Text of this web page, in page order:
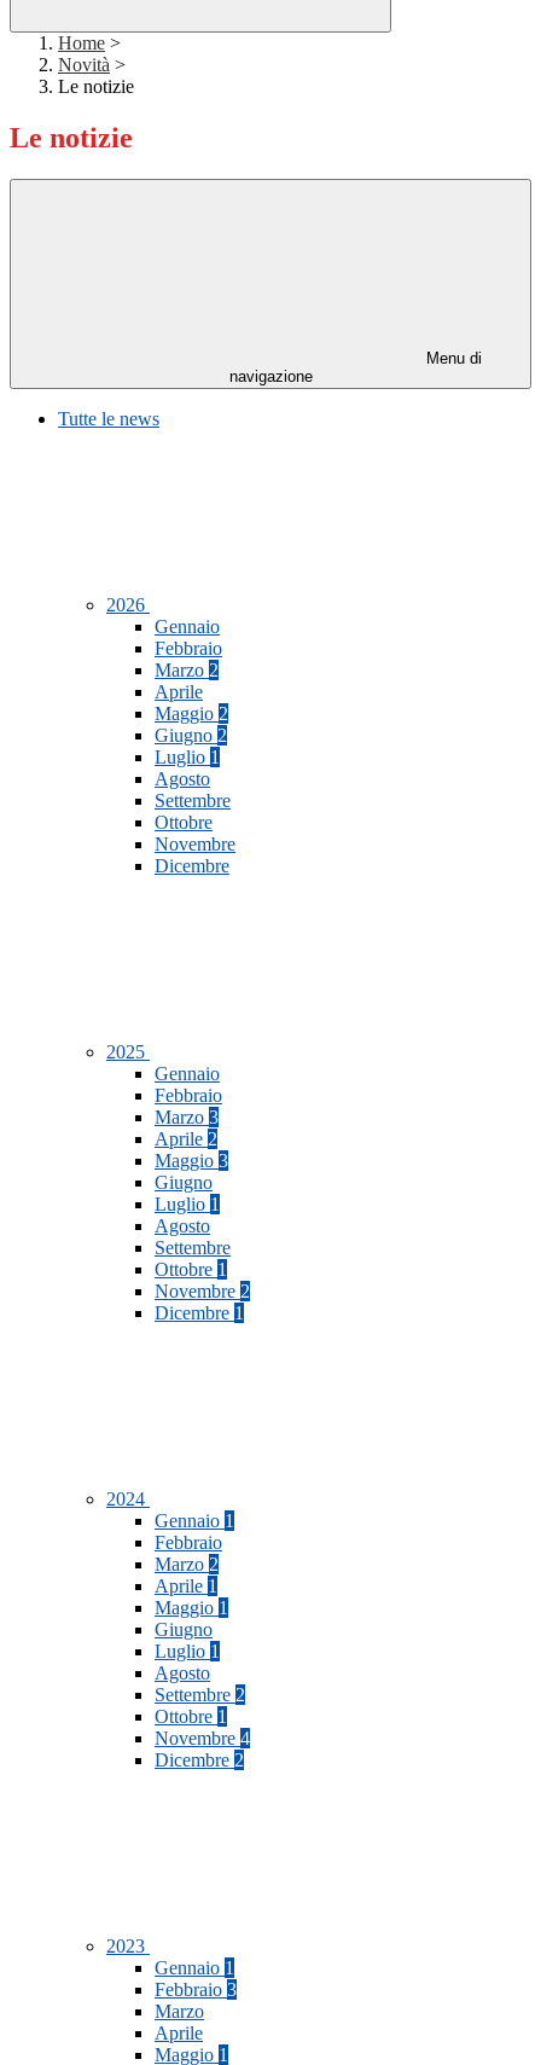
Home >
Novità >
Le notizie
Le notizie
Menu di
navigazione
Tutte le news
2026
Gennaio
Febbraio
Marzo 2
Aprile
Maggio 2
Giugno 2
Luglio 1
Agosto
Settembre
Ottobre
Novembre
Dicembre
2025
Gennaio
Febbraio
Marzo 3
Aprile 2
Maggio 3
Giugno
Luglio 1
Agosto
Settembre
Ottobre 1
Novembre 2
Dicembre 1
2024
Gennaio 1
Febbraio
Marzo 2
Aprile 1
Maggio 1
Giugno
Luglio 1
Agosto
Settembre 2
Ottobre 1
Novembre 4
Dicembre 2
2023
Gennaio 1
Febbraio 3
Marzo
Aprile
Maggio 1